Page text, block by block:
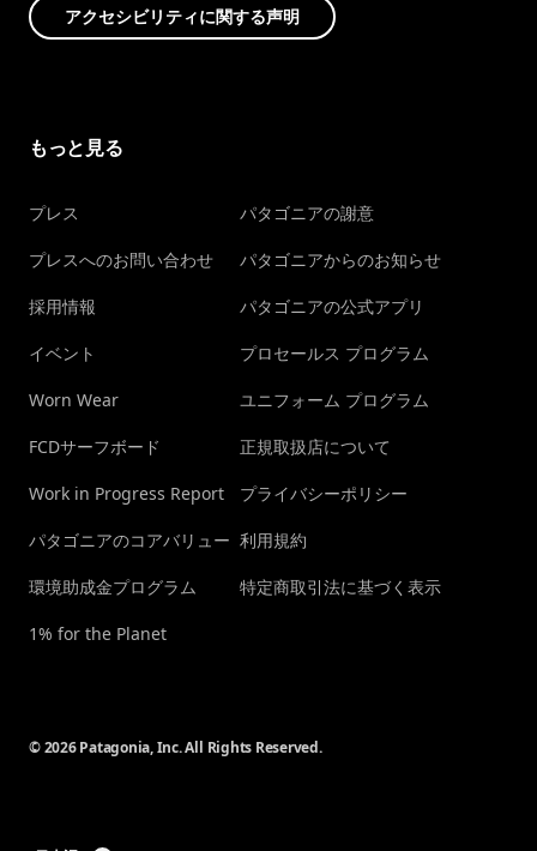
アクセシビリティに関する声明
もっと見る
プレス
プレスへのお問い合わせ
採用情報
イベント
Worn Wear
FCDサーフボード
Work in Progress Report
パタゴニアのコアバリュー
環境助成金プログラム
1% for the Planet
パタゴニアの謝意
パタゴニアからのお知らせ
パタゴニアの公式アプリ
プロセールス プログラム
ユニフォーム プログラム
正規取扱店について
プライバシーポリシー
利用規約
特定商取引法に基づく表示
© 2026 Patagonia, Inc. All Rights Reserved.